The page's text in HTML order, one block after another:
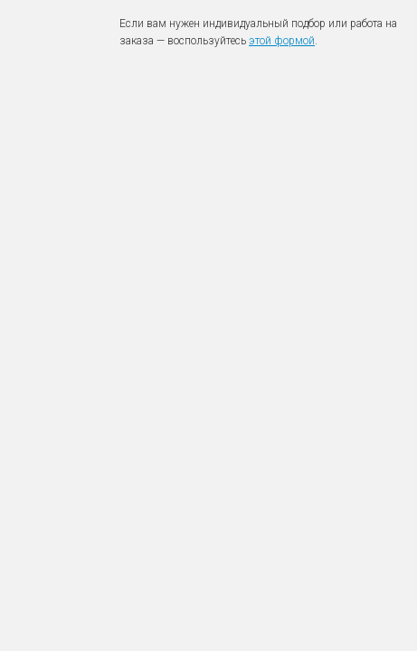
Если вам нужен индивидуальный подбор или работа на
заказа — воспользуйтесь этой формой.